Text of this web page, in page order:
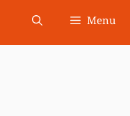
Menu